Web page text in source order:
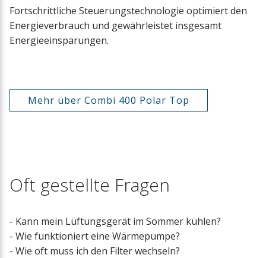
Fortschrittliche Steuerungstechnologie optimiert den
Energieverbrauch und gewährleistet insgesamt
Energieeinsparungen.
Mehr über Combi 400 Polar Top
Oft gestellte Fragen
- Kann mein Lüftungsgerät im Sommer kühlen?
- Wie funktioniert eine Wärmepumpe?
- Wie oft muss ich den Filter wechseln?